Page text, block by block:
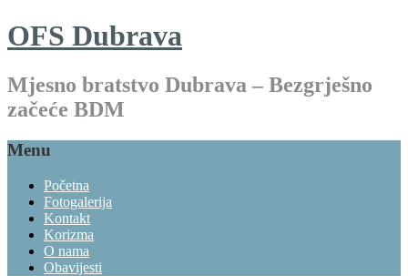
OFS Dubrava
Mjesno bratstvo Dubrava – Bezgrješno
začeće BDM
Menu
Početna
Fotogalerija
Kontakt
Korizma
O nama
Obavijesti